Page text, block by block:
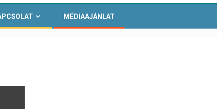
MÉDIAAJÁNLAT